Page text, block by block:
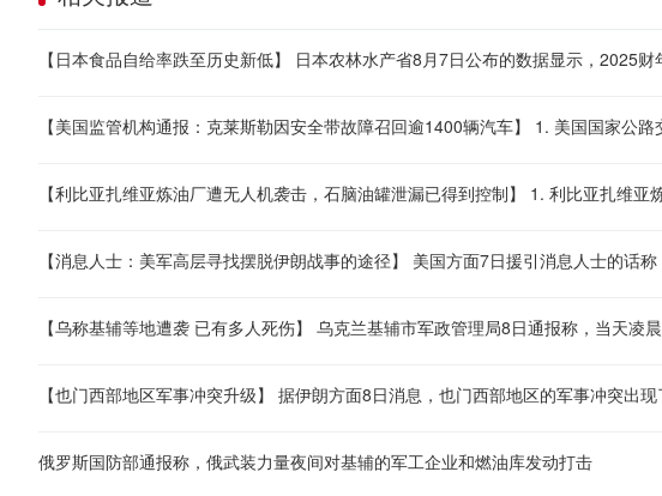
俄罗斯国防部通报称，俄武装力量夜间对基辅的军工企业和燃油库发动打击